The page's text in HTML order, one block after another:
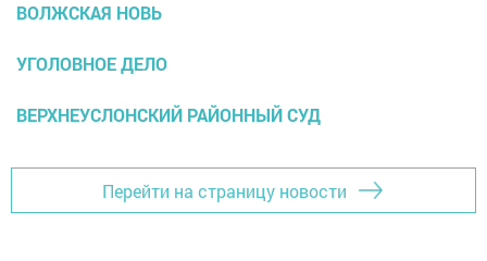
ВОЛЖСКАЯ НОВЬ
УГОЛОВНОЕ ДЕЛО
ВЕРХНЕУСЛОНСКИЙ РАЙОННЫЙ СУД
Перейти на страницу новости